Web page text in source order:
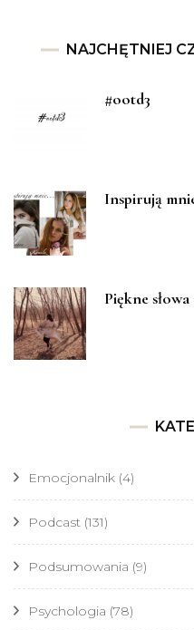
NAJCHĘTNIEJ
#ootd3
Inspirują
Piękne
Emocjonalnik (4)
Podcast (131)
Podsumowania (9)
Psychologia (78)